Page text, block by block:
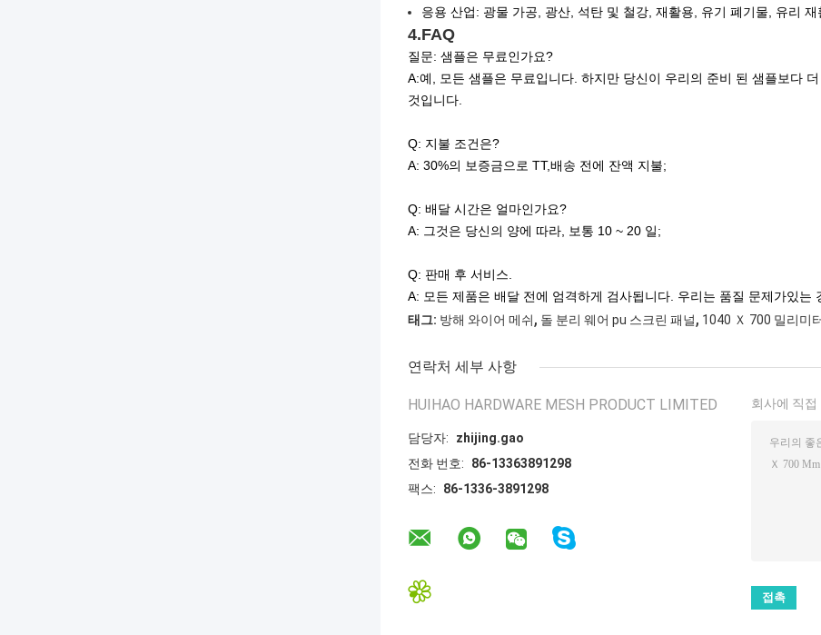
응용 산업: 광물 가공, 광산, 석탄 및 철강, 재활용, 유기 폐기물, 유리 재
4.FAQ
질문: 샘플은 무료인가요?
A:예, 모든 샘플은 무료입니다. 하지만 당신이 우리의 준비 된 샘플보다
것입니다.
Q: 지불 조건은?
A: 30%의 보증금으로 TT,배송 전에 잔액 지불;
Q: 배달 시간은 얼마인가요?
A: 그것은 당신의 양에 따라, 보통 10 ~ 20 일;
Q: 판매 후 서비스.
A: 모든 제품은 배달 전에 엄격하게 검사됩니다. 우리는 품질 문제가있는
태그: 방해 와이어 메쉬, 돌 분리 웨어 pu 스크린 패널, 1040 Ｘ 700 밀리미
연락처 세부 사항
HUIHAO HARDWARE MESH PRODUCT LIMITED
담당자:
zhijing.gao
전화 번호:
86-13363891298
팩스:
86-1336-3891298
회사에 직접